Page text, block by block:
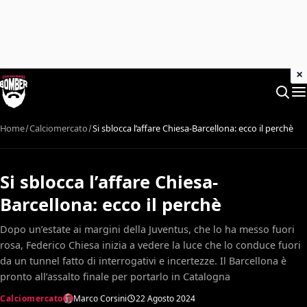
Home Calciomercato Si sblocca l’affare Chiesa-Barcellona: ecco il perchè
Si sblocca l’affare Chiesa-
Barcellona: ecco il perchè
Dopo un’estate ai margini della Juventus, che lo ha messo fuori
rosa, Federico Chiesa inizia a vedere la luce che lo conduce fuori
da un tunnel fatto di interrogativi e incertezze. Il Barcellona è
pronto all’assalto finale per portarlo in Catalogna
Calciomercato Marco Corsini 22 Agosto 2024
×